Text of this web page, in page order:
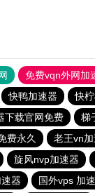
免费vqn外网加
快鸭加速器 快
下载官网免费 梯
费永久 老王vn
旋风nvp加速器
器 国外vps 加